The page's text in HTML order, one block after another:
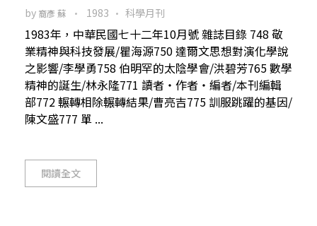
by 裔彥 蘇 1983 科學月刊
1983年，中華民國七十二年10月號 雜誌目錄 748 敬
業精神與科技發展/瞿海源750 達爾文思想對演化學說
之影響/李學勇758 伯明罕的太陰學會/洪碧芳765 數學
精神的誕生/林永隆771 讀者‧作者‧編者/本刊編輯
部772 輾轉相除輾轉結果/曹亮吉775 訓服跳躍的基因/
陳文盛777 單 ...
閱讀全文